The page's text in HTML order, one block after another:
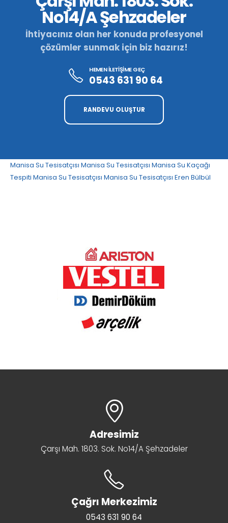
No14/A Şehzadeler
İhtiyacınız olan her konuda profesyonel
çözümler sunmak için biz hazırız!
HEMEN İLETİŞİME GEÇ
0543 631 90 64
RANDEVU OLUŞTUR
Manisa Su Tesisatçısı Manisa Su Tesisatçısı Manisa Su Kaçağı
Tespiti Manisa Su Tesisatçısı Manisa Su Tesisatçısı Eren Bülbül
Adresimiz
Çarşı Mah. 1803. Sok. No14/A Şehzadeler
Çağrı Merkezimiz
0543 631 90 64